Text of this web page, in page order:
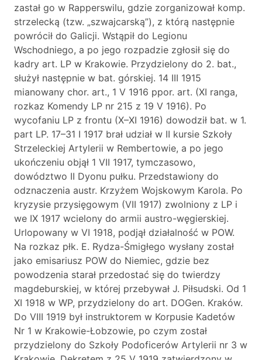
zastał go w Rapperswilu, gdzie zorganizował komp.
strzelecką (tzw. „szwajcarską”), z którą następnie
powrócił do Galicji. Wstąpił do Legionu
Wschodniego, a po jego rozpadzie zgłosił się do
kadry art. LP w Krakowie. Przydzielony do 2. bat.,
służył następnie w bat. górskiej. 14 III 1915
mianowany chor. art., 1 V 1916 ppor. art. (XI ranga,
rozkaz Komendy LP nr 215 z 19 V 1916). Po
wycofaniu LP z frontu (X–XI 1916) dowodził bat. w 1.
part LP. 17–31 I 1917 brał udział w II kursie Szkoły
Strzeleckiej Artylerii w Rembertowie, a po jego
ukończeniu objął 1 VII 1917, tymczasowo,
dowództwo II Dyonu pułku. Przedstawiony do
odznaczenia austr. Krzyżem Wojskowym Karola. Po
kryzysie przysięgowym (VII 1917) zwolniony z LP i
we IX 1917 wcielony do armii austro-węgierskiej.
Urlopowany w VI 1918, podjął działalność w POW.
Na rozkaz płk. E. Rydza-Śmigłego wysłany został
jako emisariusz POW do Niemiec, gdzie bez
powodzenia starał przedostać się do twierdzy
magdeburskiej, w której przebywał J. Piłsudski. Od 1
XI 1918 w WP, przydzielony do art. DOGen. Kraków.
Do VIII 1919 był instruktorem w Korpusie Kadetów
Nr 1 w Krakowie-Łobzowie, po czym został
przydzielony do Szkoły Podoficerów Artylerii nr 3 w